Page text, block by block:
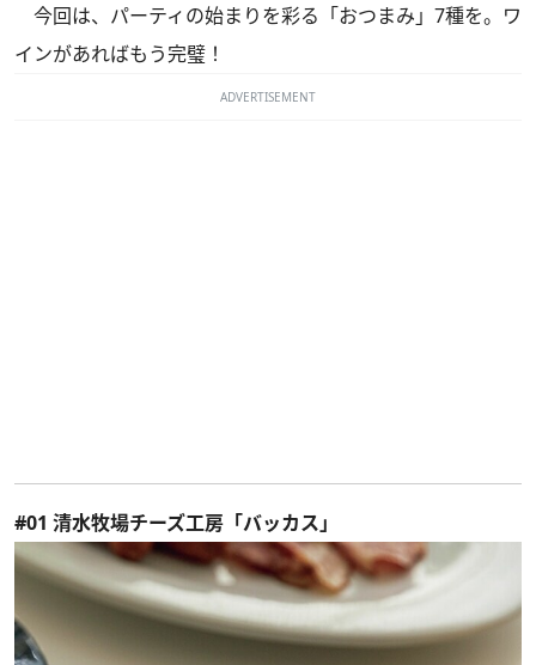
今回は、パーティの始まりを彩る「おつまみ」7種を。ワ
インがあればもう完璧！
ADVERTISEMENT
#01 清水牧場チーズ工房「バッカス」